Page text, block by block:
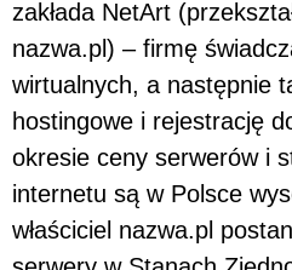
zakłada NetArt
nazwa.pl) – firmę
wirtualnych, a następnie
hostingowe i rejestrację
okresie ceny serwerów i
internetu są w Polsce
właściciel nazwa.pl